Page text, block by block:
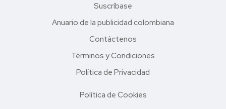
Suscríbase
Anuario de la publicidad colombiana
Contáctenos
Términos y Condiciones
Política de Privacidad
Política de Cookies